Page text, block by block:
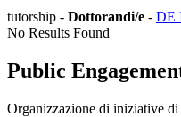
tutorship - Dottorandi/e - DE
No Results Found
Public
Organizzazione di iniziative